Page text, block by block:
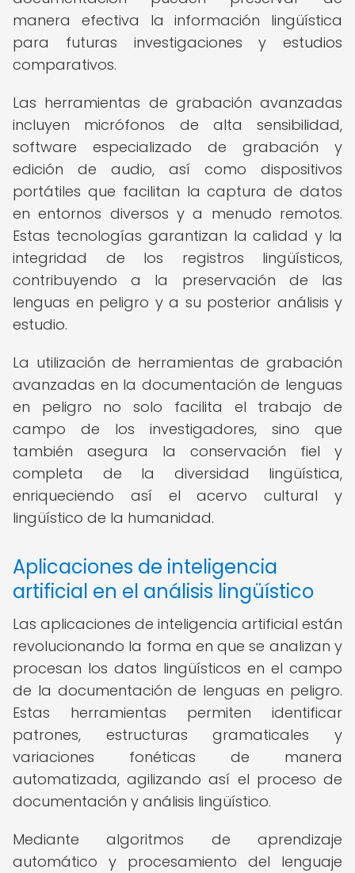
manera efectiva la información lingüística
para futuras investigaciones y estudios
comparativos.
Las herramientas de grabación avanzadas
incluyen micrófonos de alta sensibilidad,
software especializado de grabación y
edición de audio, así como dispositivos
portátiles que facilitan la captura de datos
en entornos diversos y a menudo remotos.
Estas tecnologías garantizan la calidad y la
integridad de los registros lingüísticos,
contribuyendo a la preservación de las
lenguas en peligro y a su posterior análisis y
estudio.
La utilización de herramientas de grabación
avanzadas en la documentación de lenguas
en peligro no solo facilita el trabajo de
campo de los investigadores, sino que
también asegura la conservación fiel y
completa de la diversidad lingüística,
enriqueciendo así el acervo cultural y
lingüístico de la humanidad.
Aplicaciones de inteligencia
artificial en el análisis lingüístico
Las aplicaciones de inteligencia artificial están
revolucionando la forma en que se analizan y
procesan los datos lingüísticos en el campo
de la documentación de lenguas en peligro.
Estas herramientas permiten identificar
patrones, estructuras gramaticales y
variaciones fonéticas de manera
automatizada, agilizando así el proceso de
documentación y análisis lingüístico.
Mediante algoritmos de aprendizaje
automático y procesamiento del lenguaje